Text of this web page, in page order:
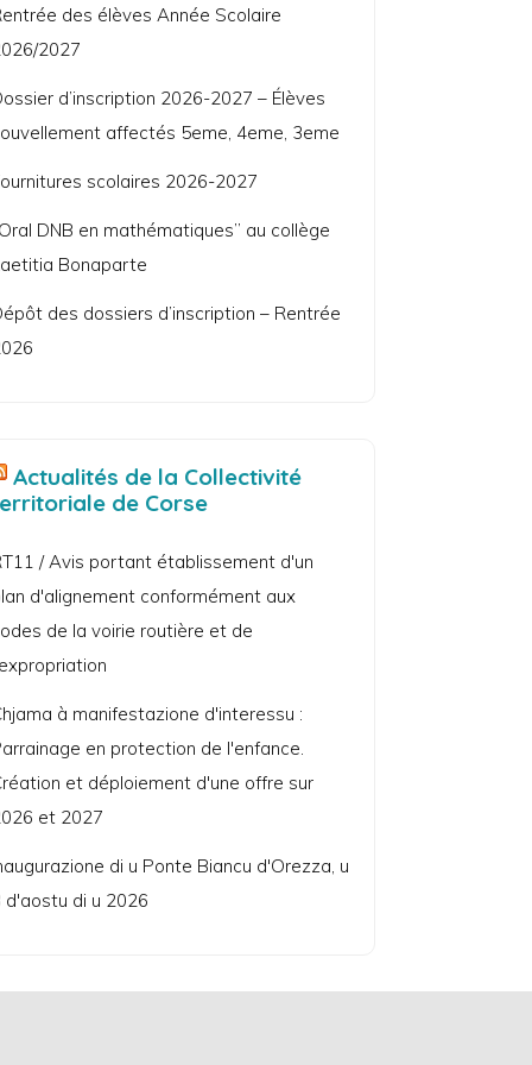
des élèves Année Scolaire
2027
d’inscription 2026-2027 – Élèves
affectés 5eme, 4eme, 3eme
scolaires 2026-2027
DNB en mathématiques” au collège
Bonaparte
des dossiers d’inscription – Rentrée
Actualités de la Collectivité
de Corse
/ Avis portant établissement d'un
d'alignement conformément aux
de la voirie routière et de
à manifestazione d'interessu :
en protection de l'enfance.
et déploiement d'une offre sur
et 2027
di u Ponte Biancu d'Orezza, u
d'aostu di u 2026